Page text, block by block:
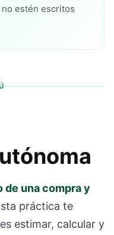
estén escritos
una compra y
práctica te
estimar, calcular y